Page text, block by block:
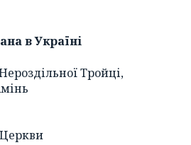
в Україні
Тройці,